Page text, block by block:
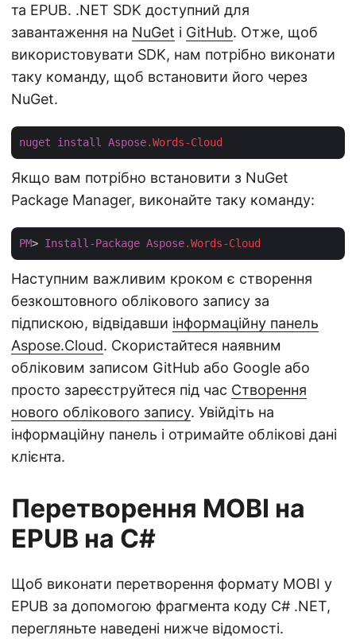
та EPUB. .NET SDK доступний для
завантаження на NuGet і GitHub. Отже, щоб
використовувати SDK, нам потрібно виконати
таку команду, щоб встановити його через
NuGet.
nuget install Aspose.Words-Cloud
Якщо вам потрібно встановити з NuGet
Package Manager, виконайте таку команду:
PM> Install-Package Aspose.Words-Cloud
Наступним важливим кроком є створення
безкоштовного облікового запису за
підпискою, відвідавши інформаційну панель
Aspose.Cloud. Скористайтеся наявним
обліковим записом GitHub або Google або
просто зареєструйтеся під час Створення
нового облікового запису. Увійдіть на
інформаційну панель і отримайте облікові дані
клієнта.
Перетворення MOBI на
EPUB на C#
Щоб виконати перетворення формату MOBI у
EPUB за допомогою фрагмента коду C# .NET,
перегляньте наведені нижче відомості.